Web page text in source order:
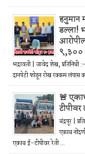
हनुमान
डल्ला!
९,३००
भद्रावती | जावेद शेख, प्रतिनिधी
दानपेटी फोडून रोख रक्कम लंपास
🚨
चंद्रपूर |
एकाच
एकाच ई-टीपीवर रेती ...